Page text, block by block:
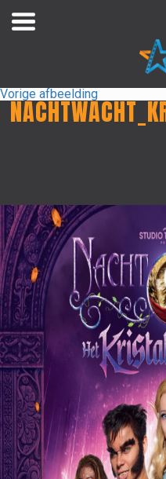
Home
Releaselijst
Vorige afbeelding